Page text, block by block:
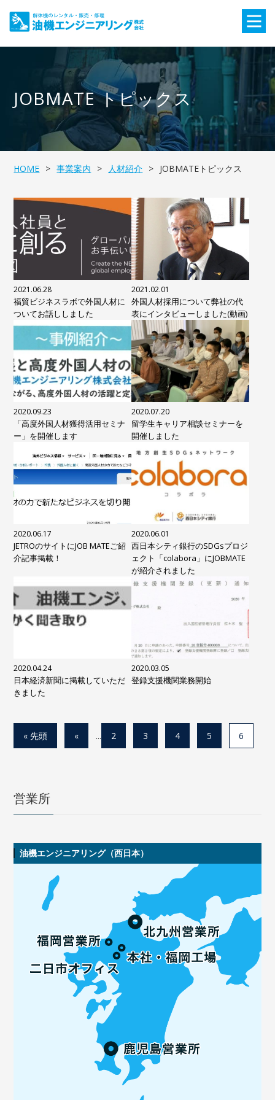
JOBMATE トピックス
HOME 事業案内 人材紹介 JOBMATEトピックス
2021.06.28
福貿ビジネスラボで外国人材に
ついてお話ししました
2021.02.01
外国人材採用について弊社の代
表にインタビューしました(動画)
2020.09.23
「高度外国人材獲得活用セミナ
ー」を開催します
2020.07.20
留学生キャリア相談セミナーを
開催しました
2020.06.17
JETROのサイトにJOB MATEご紹
介記事掲載！
2020.06.01
西日本シティ銀行のSDGsプロジ
ェクト「colabora」にJOBMATE
が紹介されました
2020.04.24
日本経済新聞に掲載していただ
きました
2020.03.05
登録支援機関業務開始
« 先頭 « ... 2 3 4 5 6
営業所
油機エンジニアリング（西日本）